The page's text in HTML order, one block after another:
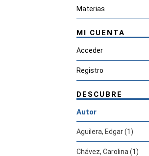
Materias
MI CUENTA
Acceder
Registro
DESCUBRE
Autor
Aguilera, Edgar (1)
Chávez, Carolina (1)